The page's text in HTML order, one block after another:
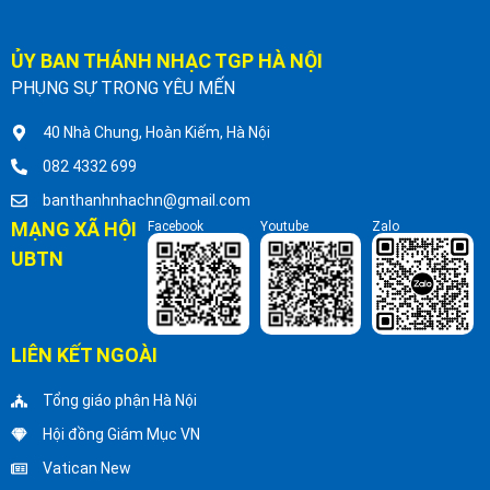
ỦY BAN THÁNH NHẠC TGP HÀ NỘI
PHỤNG SỰ TRONG YÊU MẾN
40 Nhà Chung, Hoàn Kiếm, Hà Nội
082 4332 699
banthanhnhachn@gmail.com
MẠNG XÃ HỘI
UBTN
Facebook Youtube Zalo
LIÊN KẾT NGOÀI
Tổng giáo phận Hà Nội
Hội đồng Giám Mục VN
Vatican New